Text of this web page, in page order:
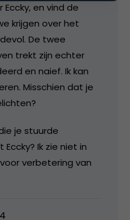
en vind de
krijgen over het
De twee
trekt zijn echter
en naief. Ik kan
Misschien dat je
je stuurde
Ik zie niet in
verbetering van